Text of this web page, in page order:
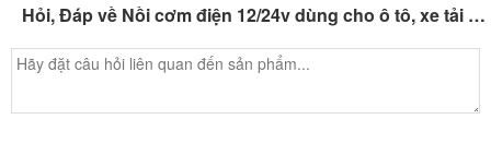
Hỏi, Đáp về Nồi cơm điện 12/24v dùng cho ô tô, xe tải đường dài